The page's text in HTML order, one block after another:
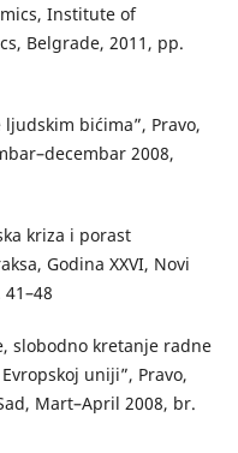
Institute of
Belgrade, 2011, pp.
bićima”, Pravo,
2008,
kriza i porast
Godina XXVI, Novi
slobodno kretanje radne
uniji”, Pravo,
Mart–April 2008, br.